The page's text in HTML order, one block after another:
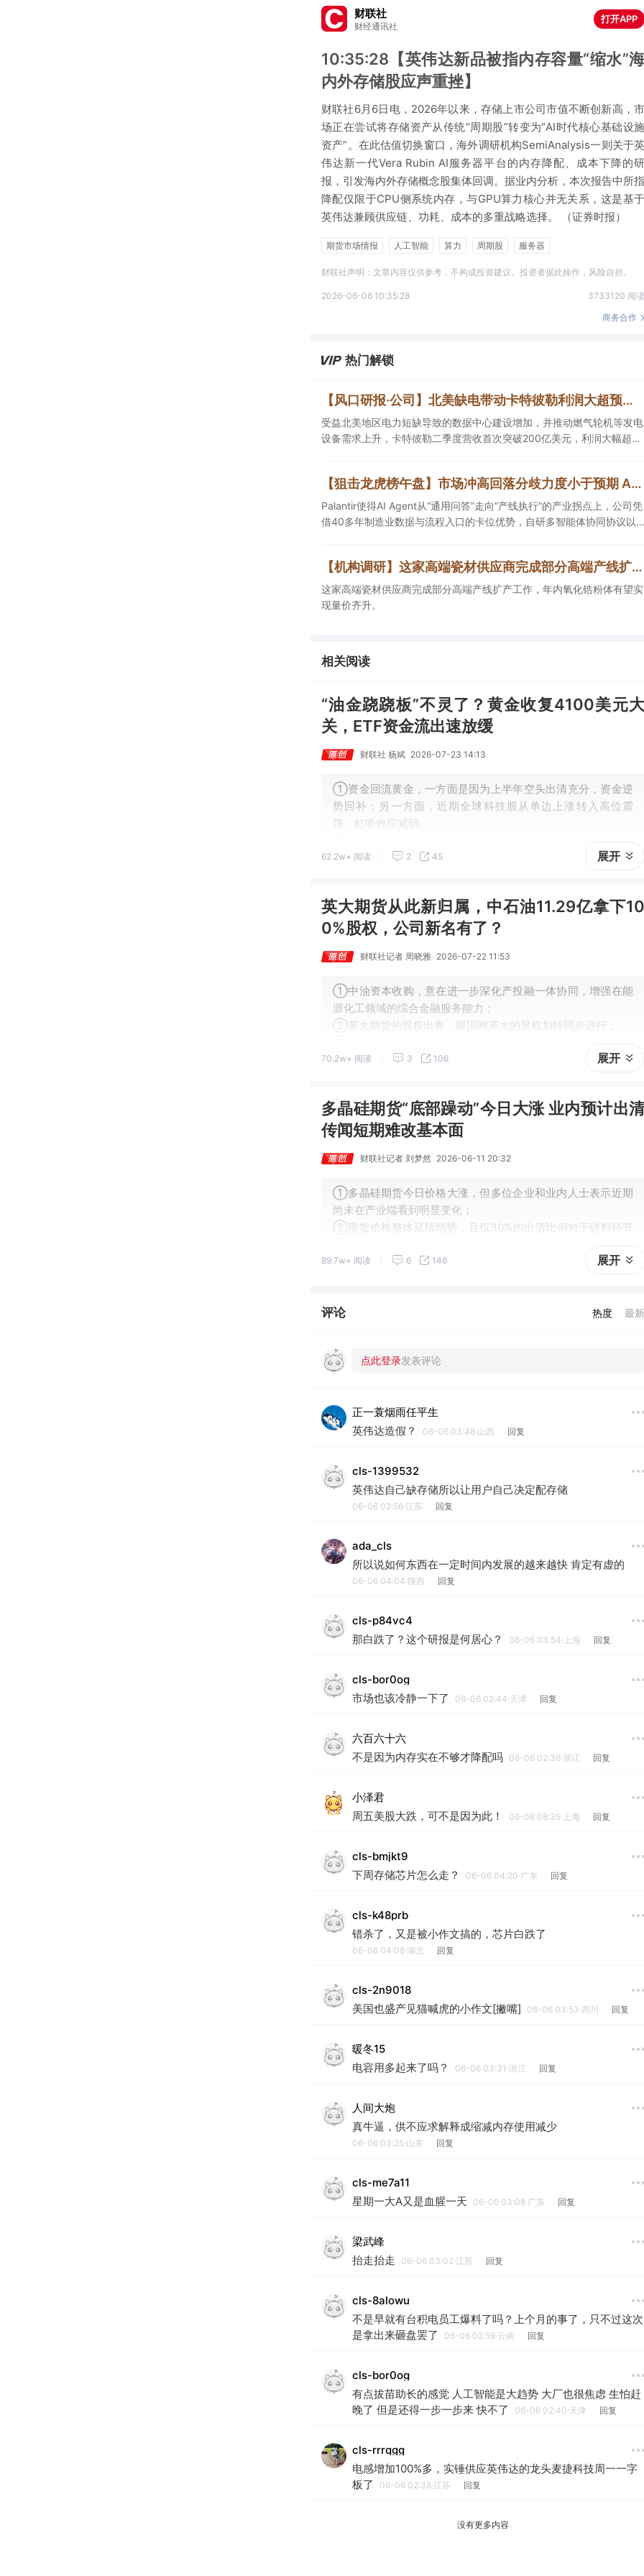
财联社
财经通讯社
打开APP
10:35:28【英伟达新品被指内存容量“缩水”海
内外存储股应声重挫】
财联社6月6日电，2026年以来，存储上市公司市值不断创新高，市
场正在尝试将存储资产从传统“周期股”转变为“AI时代核心基础设施
资产”。在此估值切换窗口，海外调研机构SemiAnalysis一则关于英
伟达新一代Vera Rubin AI服务器平台的内存降配、成本下降的研
报，引发海内外存储概念股集体回调。据业内分析，本次报告中所指
降配仅限于CPU侧系统内存，与GPU算力核心并无关系，这是基于
英伟达兼顾供应链、功耗、成本的多重战略选择。 （证券时报）
期货市场情报 人工智能 算力 周期股 服务器
财联社声明：文章内容仅供参考，不构成投资建议。投资者据此操作，风险自担。
2026-06-06 10:35:28
3733120 阅读
商务合作
热门解锁
【风口研报·公司】北美缺电带动卡特彼勒利润大超预期，公司作为头部主机厂核心供应商，订单充足并计划新增多条生产线，有望抢抓算力备电新机
受益北美地区电力短缺导致的数据中心建设增加，并推动燃气轮机等发电
设备需求上升，卡特彼勒二季度营收首次突破200亿美元，利润大幅超预
顺利推进，有望抢抓算力备电新机，打开成长空间。
【狙击龙虎榜午盘】市场冲高回落分歧力度小于预期 AI智能体依旧为核心主线
Palantir使得AI Agent从“通用问答”走向“产线执行”的产业拐点上，公司凭
借40多年制造业数据与流程入口的卡位优势，自研多智能体协同协议以
【机构调研】这家高端瓷材供应商完成部分高端产线扩产，年内氧化锆粉体有望实现量价齐升
这家高端瓷材供应商完成部分高端产线扩产工作，年内氧化锆粉体有望实
现量价齐升。
相关阅读
“油金跷跷板”不灵了？黄金收复4100美元大
关，ETF资金流出速放缓
财联社 杨斌 2026-07-23 14:13
①资金回流黄金，一方面是因为上半年空头出清充分，资金逆
势回补；另一方面，近期全球科技股从单边上涨转入高位震
荡，虹吸效应减弱。
未开启，趋势性上涨或需等到9月之后，核心变量在于美联储能
62.2w+ 阅读 2 45 展开
英大期货从此新归属，中石油11.29亿拿下10
0%股权，公司新名有了？
财联社记者 周晓雅 2026-07-22 11:53
①中油资本收购，意在进一步深化产投融一体协同，增强在能
源化工领域的综合金融服务能力；
②英大期货的股权出售，跟国网英大的股权划转同步进行；
70.2w+ 阅读 3 106 展开
多晶硅期货“底部躁动”今日大涨 业内预计出清
传闻短期难改基本面
财联社记者 刘梦然 2026-06-11 20:32
①多晶硅期货今日价格大涨，但多位企业和业内人士表示近期
尚未在产业端看到明显变化；
②现货价格整体延续弱势，且仅30%的出清比例对于硅料环节
89.7w+ 阅读 6 146 展开
评论 热度 最新
正一蓑烟雨任平生
英伟达造假？
06-06 03:48·山西 回复
cls-1399532
英伟达自己缺存储所以让用户自己决定配存储
06-06 02:56·江苏 回复
ada_cls
所以说如何东西在一定时间内发展的越来越快 肯定有虚的
06-06 04:04·陕西 回复
cls-p84vc4
那白跌了？这个研报是何居心？
06-06 03:54·上海 回复
cls-bor0og
市场也该冷静一下了
06-06 02:44·天津 回复
六百六十六
不是因为内存实在不够才降配吗 06-06 02:36·浙江 回复
小泽君
周五美股大跌，可不是因为此！
06-06 08:35·上海 回复
cls-bmjkt9
下周存储芯片怎么走？
06-06 04:20·广东 回复
cls-k48prb
错杀了，又是被小作文搞的，芯片白跌了
06-06 04:08·湖北 回复
cls-2n9018
美国也盛产见猫喊虎的小作文[撇嘴]
06-06 03:53·四川 回复
暖冬15
电容用多起来了吗？
06-06 03:31·浙江 回复
人间大炮
真牛逼，供不应求解释成缩减内存使用减少
06-06 03:25·山东 回复
cls-me7a11
星期一大A又是血腥一天
06-06 03:08·广东 回复
梁武峰
抬走抬走
06-06 03:02·江苏 回复
cls-8alowu
不是早就有台积电员工爆料了吗？上个月的事了，只不过这次
是拿出来砸盘罢了
06-06 02:59·云南 回复
cls-bor0og
有点拔苗助长的感觉 人工智能是大趋势 大厂也很焦虑 生怕赶
晚了 但是还得一步一步来 快不了
06-06 02:40·天津 回复
cls-rrrqgg
电感增加100%多，实锤供应英伟达的龙头麦捷科技周一一字
板了
06-06 02:38·江苏 回复
没有更多内容